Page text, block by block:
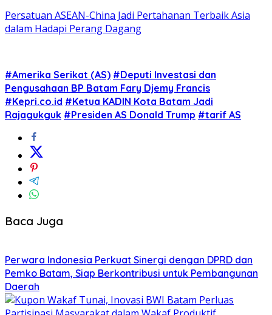
Persatuan ASEAN-China Jadi Pertahanan Terbaik Asia
dalam Hadapi Perang Dagang
#Amerika Serikat (AS) #Deputi Investasi dan
Pengusahaan BP Batam Fary Djemy Francis
#Kepri.co.id #Ketua KADIN Kota Batam Jadi
Rajagukguk #Presiden AS Donald Trump #tarif AS
Baca Juga
Perwara Indonesia Perkuat Sinergi dengan DPRD dan
Pemko Batam, Siap Berkontribusi untuk Pembangunan
Daerah